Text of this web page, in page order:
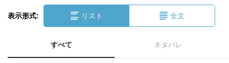
表示形式: リスト 全文
すべて ネタバレ